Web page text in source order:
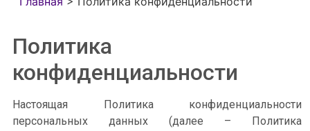
Политика
конфиденциальности
Настоящая Политика конфиденциальности
персональных данных (далее – Политика